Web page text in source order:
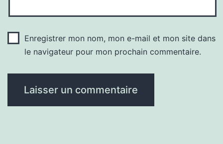
Enregistrer mon nom, mon e-mail et mon site dans
le navigateur pour mon prochain commentaire.